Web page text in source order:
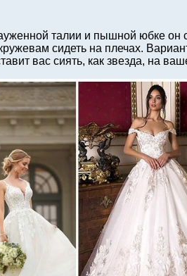
талии и пышной юбке он
сидеть на плечах.
вас сиять, как звезда, на